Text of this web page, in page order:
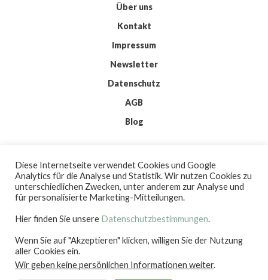
Über uns
Kontakt
Impressum
Newsletter
Datenschutz
AGB
Blog
BYWORDPRESS
| THEME: ELMASTUDIO
| ICONS: FLATICON
IMKIS
Diese Internetseite verwendet Cookies und Google
Analytics für die Analyse und Statistik. Wir nutzen Cookies zu
unterschiedlichen Zwecken, unter anderem zur Analyse und
für personalisierte Marketing-Mitteilungen.
Hier finden Sie unsere Datenschutzbestimmungen.
Wenn Sie auf "Akzeptieren" klicken, willigen Sie der Nutzung
aller Cookies ein.
Wir geben keine persönlichen Informationen weiter.